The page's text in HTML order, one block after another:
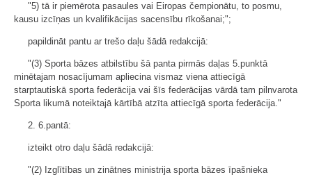
"5) tā ir piemērota pasaules vai Eiropas čempionātu, to posmu,
kausu izcīņas un kvalifikācijas sacensību rīkošanai;";
papildināt pantu ar trešo daļu šādā redakcijā:
"(3) Sporta bāzes atbilstību šā panta pirmās daļas 5.punktā
minētajam nosacījumam apliecina vismaz viena attiecīgā
starptautiskā sporta federācija vai šīs federācijas vārdā tam pilnvarota
Sporta likumā noteiktajā kārtībā atzīta attiecīgā sporta federācija."
2. 6.pantā:
izteikt otro daļu šādā redakcijā:
"(2) Izglītības un zinātnes ministrija sporta bāzes īpašnieka